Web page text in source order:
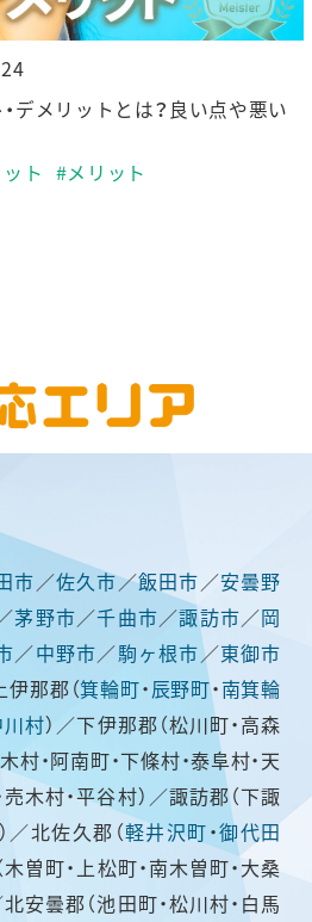
デメリットとは？良い点や悪い
ト #メリット
市 ／佐久市／飯田市 ／安曇野
茅野市／千曲市／諏訪市／岡
／中野市／駒ヶ根市 ／東御市
伊那郡（箕輪町・辰野町・南箕輪
川村）／下伊那郡（松川町・高森
村・阿南町・下條村・泰阜村・天
木村・平谷村）／諏訪郡（下諏
／北佐久郡（軽井沢町・御代田
木曽町・上松町・南木曽町・大桑
安曇郡（池田町・松川村・白馬